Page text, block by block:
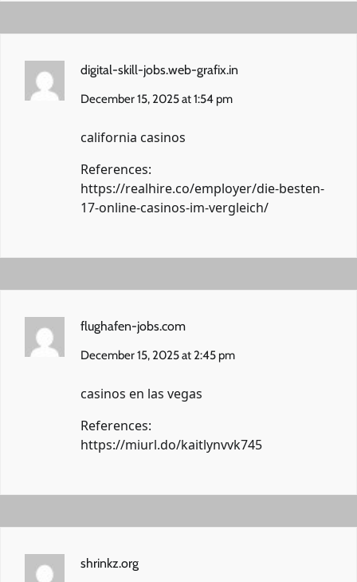
digital-skill-jobs.web-grafix.in
December 15, 2025 at 1:54 pm
california casinos
References:
https://realhire.co/employer/die-besten-
17-online-casinos-im-vergleich/
flughafen-jobs.com
December 15, 2025 at 2:45 pm
casinos en las vegas
References:
https://miurl.do/kaitlynvvk745
shrinkz.org